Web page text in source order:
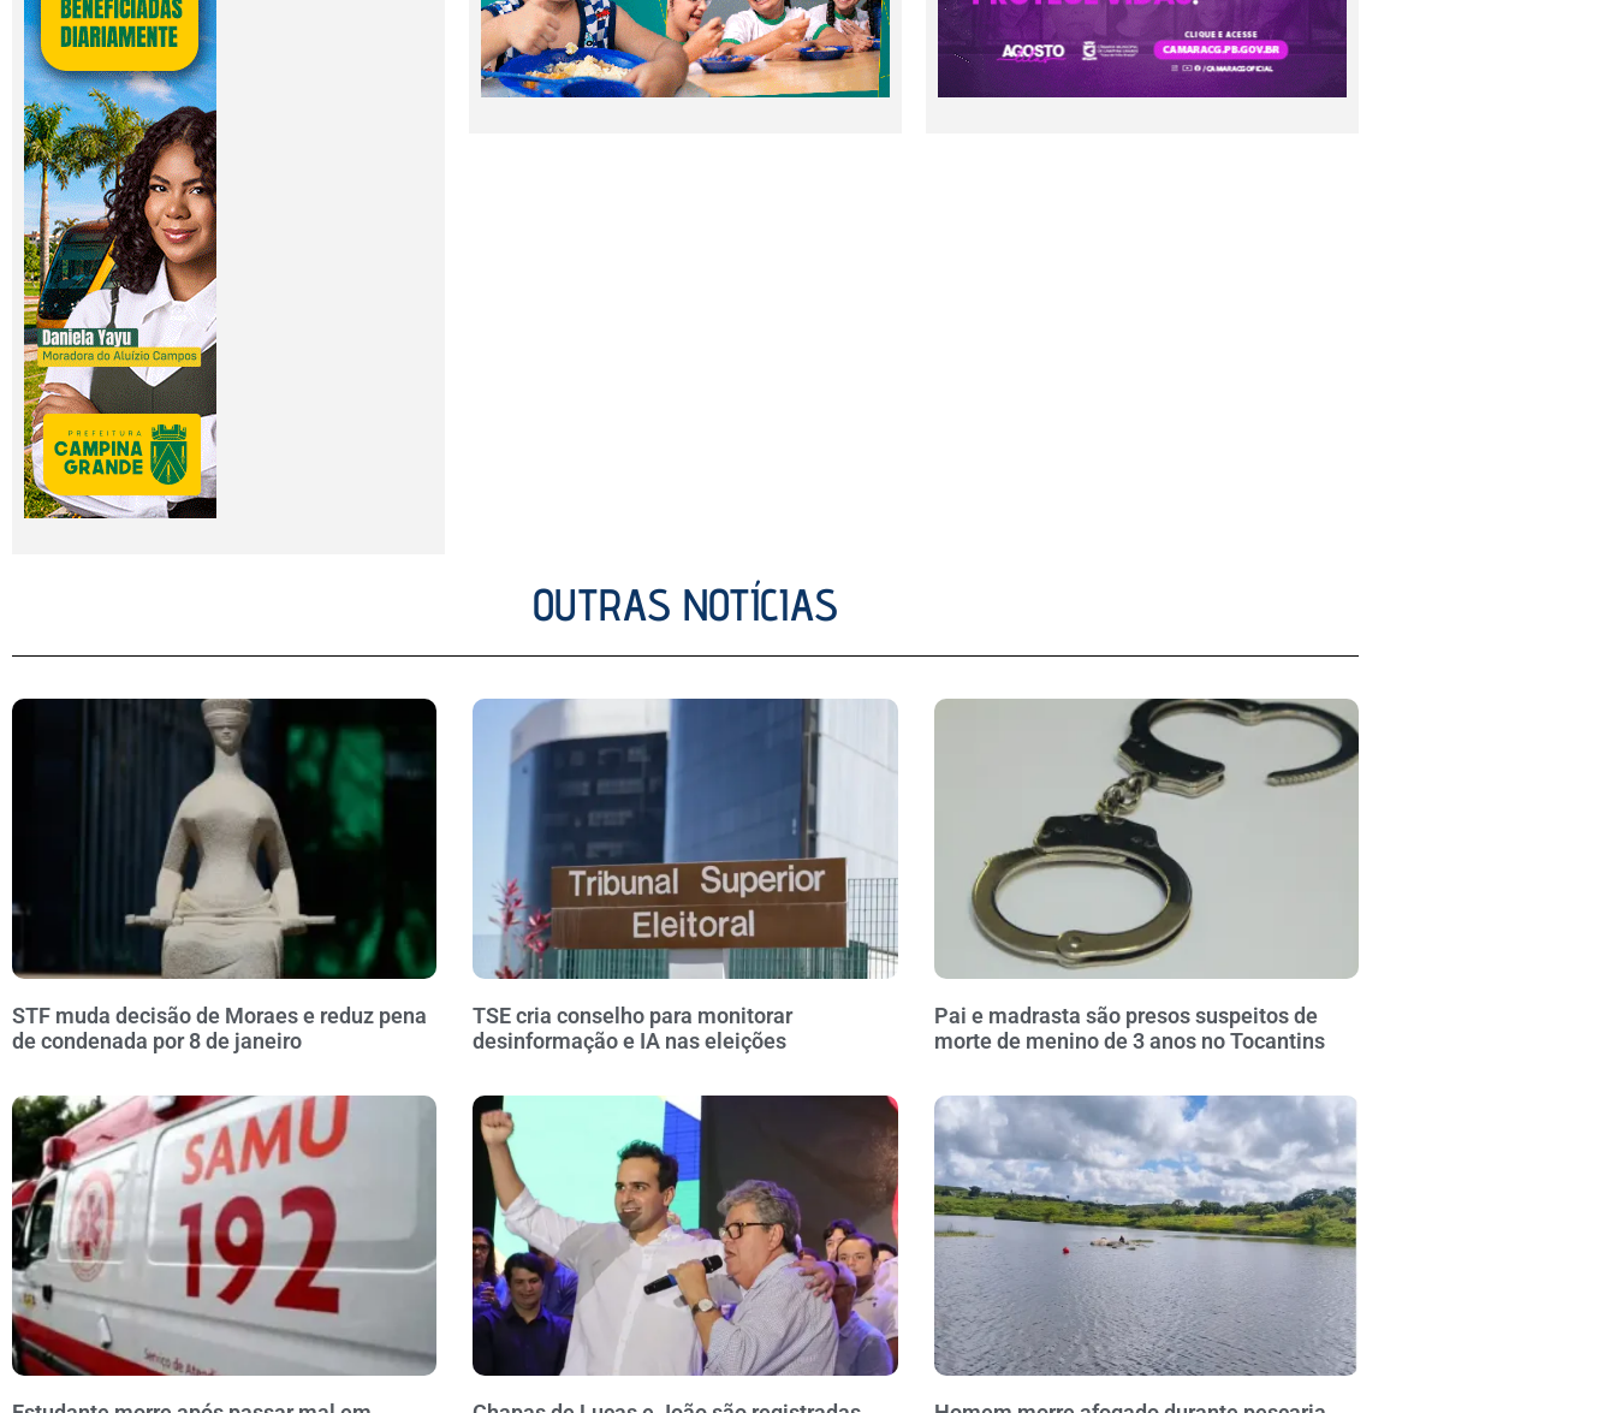
OUTRAS NOTÍCIAS
STF muda decisão de Moraes e reduz pena
de condenada por 8 de janeiro
TSE cria conselho para monitorar
desinformação e IA nas eleições
Pai e madrasta são presos suspeitos de
morte de menino de 3 anos no Tocantins